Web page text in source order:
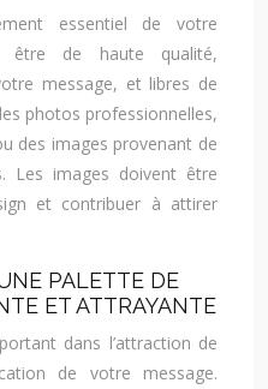
essentiel de votre
être de haute qualité,
message, et libres de
photos professionnelles,
des images provenant de
Les images doivent être
et contribuer à attirer
PALETTE DE
ET ATTRAYANTE
dans l’attraction de
de votre message.